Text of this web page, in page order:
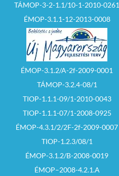
TÁMOP-3-2-1.1/10-1-2010-0261
ÉMOP-3.1.1-12-2013-0008
ÉMOP-3.1.2/A-2f-2009-0001
TÁMOP-3.2.4-08/1
TIOP-1.1.1-09/1-2010-0043
TIOP-1.1.1-07/1-2008-0925
ÉMOP-4.3.1/2/2F-2f-2009-0007
TIOP-1.2.3/08/1
ÉMOP-3.1.2/B-2008-0019
ÉMOP–2008-4.2.1.A